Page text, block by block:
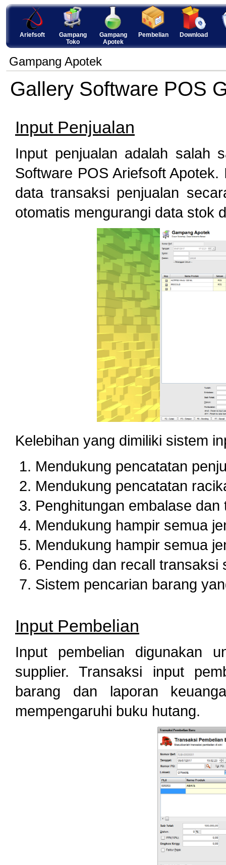
Ariefsoft
Gampang
Toko
Gampang
Apotek
Pembelian Download
Gampang Apotek
Gallery Software POS
Input Penjualan
Input penjualan adalah salah
Software POS Ariefsoft
data transaksi penjualan
otomatis mengurangi data stok
Kelebihan yang dimiliki sistem
Mendukung pencatatan
Mendukung pencatatan
Penghitungan embalase
Mendukung hampir semua
Mendukung hampir semua
Pending dan recall
Sistem pencarian barang
Input Pembelian
Input pembelian digunakan
supplier. Transaksi input
barang dan laporan
mempengaruhi buku hutang.